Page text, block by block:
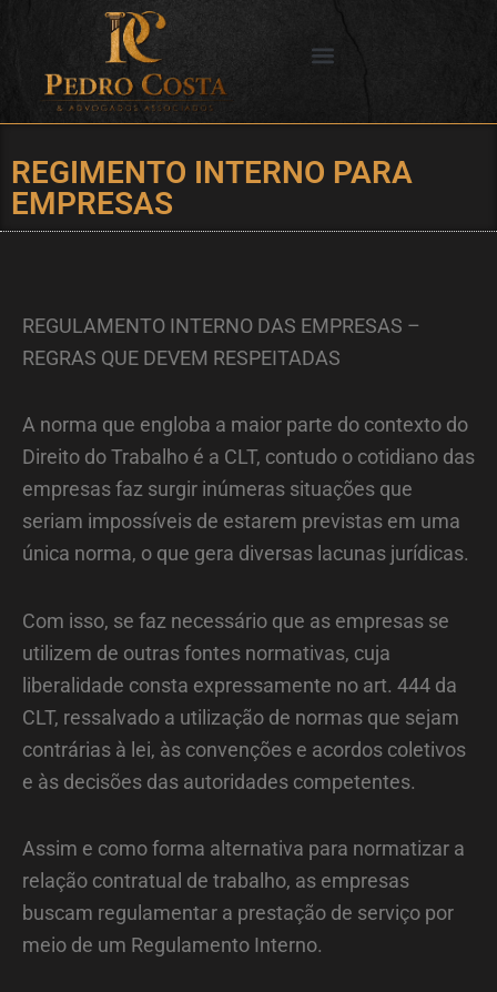
conteúdo
REGIMENTO INTERNO PARA
EMPRESAS
REGULAMENTO INTERNO DAS EMPRESAS –
REGRAS QUE DEVEM RESPEITADAS
A norma que engloba a maior parte do contexto do
Direito do Trabalho é a CLT, contudo o cotidiano das
empresas faz surgir inúmeras situações que
seriam impossíveis de estarem previstas em uma
única norma, o que gera diversas lacunas jurídicas.
Com isso, se faz necessário que as empresas se
utilizem de outras fontes normativas, cuja
liberalidade consta expressamente no art. 444 da
CLT, ressalvado a utilização de normas que sejam
contrárias à lei, às convenções e acordos coletivos
e às decisões das autoridades competentes.
Assim e como forma alternativa para normatizar a
relação contratual de trabalho, as empresas
buscam regulamentar a prestação de serviço por
meio de um Regulamento Interno.